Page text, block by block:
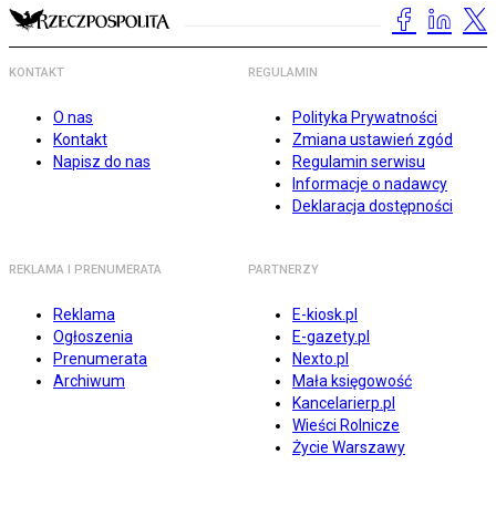
KONTAKT
O nas
Kontakt
Napisz do nas
REGULAMIN
Polityka Prywatności
Zmiana ustawień zgód
Regulamin serwisu
Informacje o nadawcy
Deklaracja dostępności
REKLAMA I PRENUMERATA
Reklama
Ogłoszenia
Prenumerata
Archiwum
PARTNERZY
E-kiosk.pl
E-gazety.pl
Nexto.pl
Mała księgowość
Kancelarierp.pl
Wieści Rolnicze
Życie Warszawy